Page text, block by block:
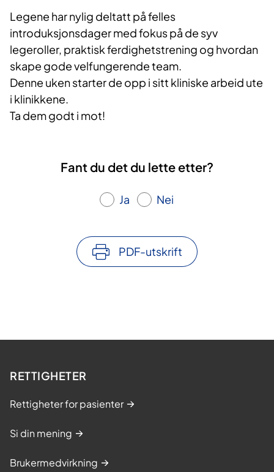
Legene har nylig deltatt på felles
introduksjonsdager med fokus på de syv
legeroller, praktisk ferdighetstrening og hvordan
skape gode velfungerende team.
Denne uken starter de opp i sitt kliniske arbeid ute
i klinikkene.
Ta dem godt i mot!
Fant du det du lette etter?
Ja Nei
PDF-utskrift
RETTIGHETER
Rettigheter for pasienter
Si din mening
Brukermedvirkning